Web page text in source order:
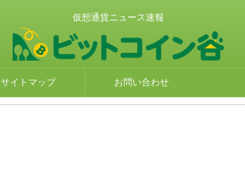
仮想通貨ニュース速報
サイトマップ お問い合わせ